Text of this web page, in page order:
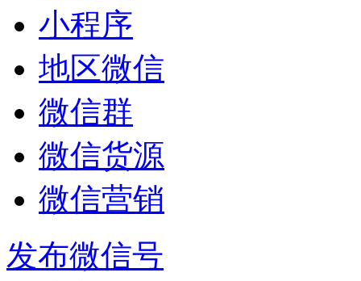
小程序
地区微信
微信群
微信货源
微信营销
发布微信号